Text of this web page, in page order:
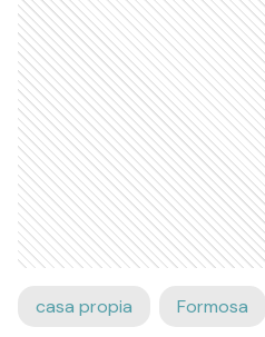
casa propia Formosa